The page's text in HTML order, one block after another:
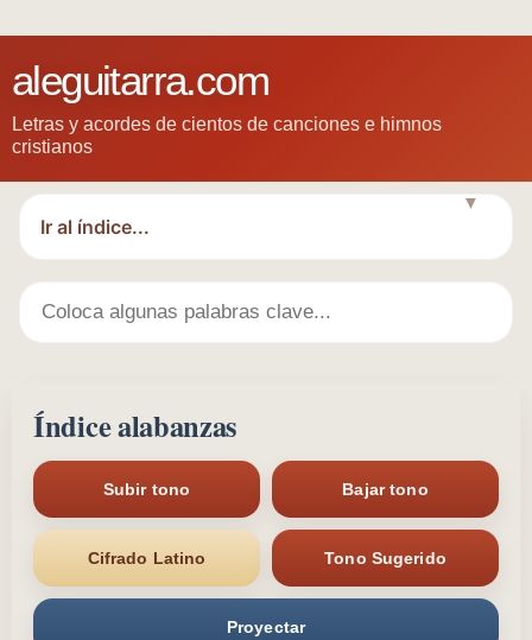
aleguitarra.com
Letras y acordes de cientos de canciones e himnos
cristianos
▼
Índice alabanzas
Subir tono Bajar tono
Cifrado Latino Tono Sugerido
Proyectar